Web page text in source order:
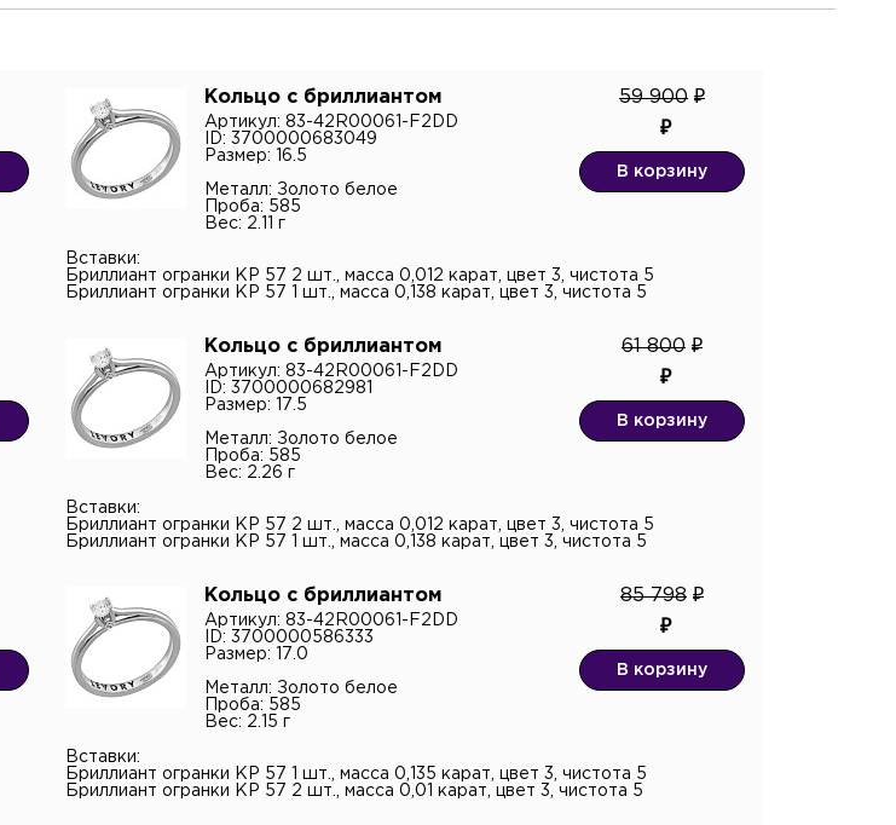
Кольцо с бриллиантом
Артикул: 83-42R00061-F2DD
ID: 3700000683049
Размер: 16.5
Металл: Золото белое
Проба: 585
Вес: 2.11 г
59 900
В корзину
Вставки:
Бриллиант огранки КР 57 2 шт., масса 0,012 карат, цвет 3, чистота 5
Бриллиант огранки КР 57 1 шт., масса 0,138 карат, цвет 3, чистота 5
Кольцо с бриллиантом
Артикул: 83-42R00061-F2DD
ID: 3700000682981
Размер: 17.5
Металл: Золото белое
Проба: 585
Вес: 2.26 г
61 800
В корзину
Вставки:
Бриллиант огранки КР 57 2 шт., масса 0,012 карат, цвет 3, чистота 5
Бриллиант огранки КР 57 1 шт., масса 0,138 карат, цвет 3, чистота 5
Кольцо с бриллиантом
Артикул: 83-42R00061-F2DD
ID: 3700000586333
Размер: 17.0
Металл: Золото белое
Проба: 585
Вес: 2.15 г
85 798
В корзину
Вставки:
Бриллиант огранки КР 57 1 шт., масса 0,135 карат, цвет 3, чистота 5
Бриллиант огранки КР 57 2 шт., масса 0,01 карат, цвет 3, чистота 5
сполитикой
согласие на обработку